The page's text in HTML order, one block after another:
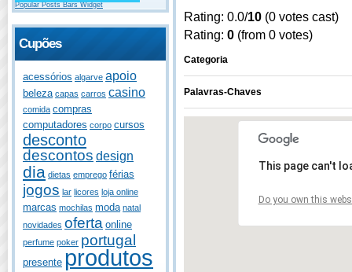
Popular Posts Bars Widget
Cupões
acessórios algarve apoio
beleza capas carros casino
comida compras
computadores corpo cursos
desconto
descontos design
dia dietas emprego férias
jogos lar licores loja online
marcas mochilas moda natal
novidades oferta online
perfume poker portugal
presente produtos
Rating: 0.0/10 (0 votes cast)
Rating: 0 (from 0 votes)
Categoria
Palavras-Chaves
This page can't
Do you own this